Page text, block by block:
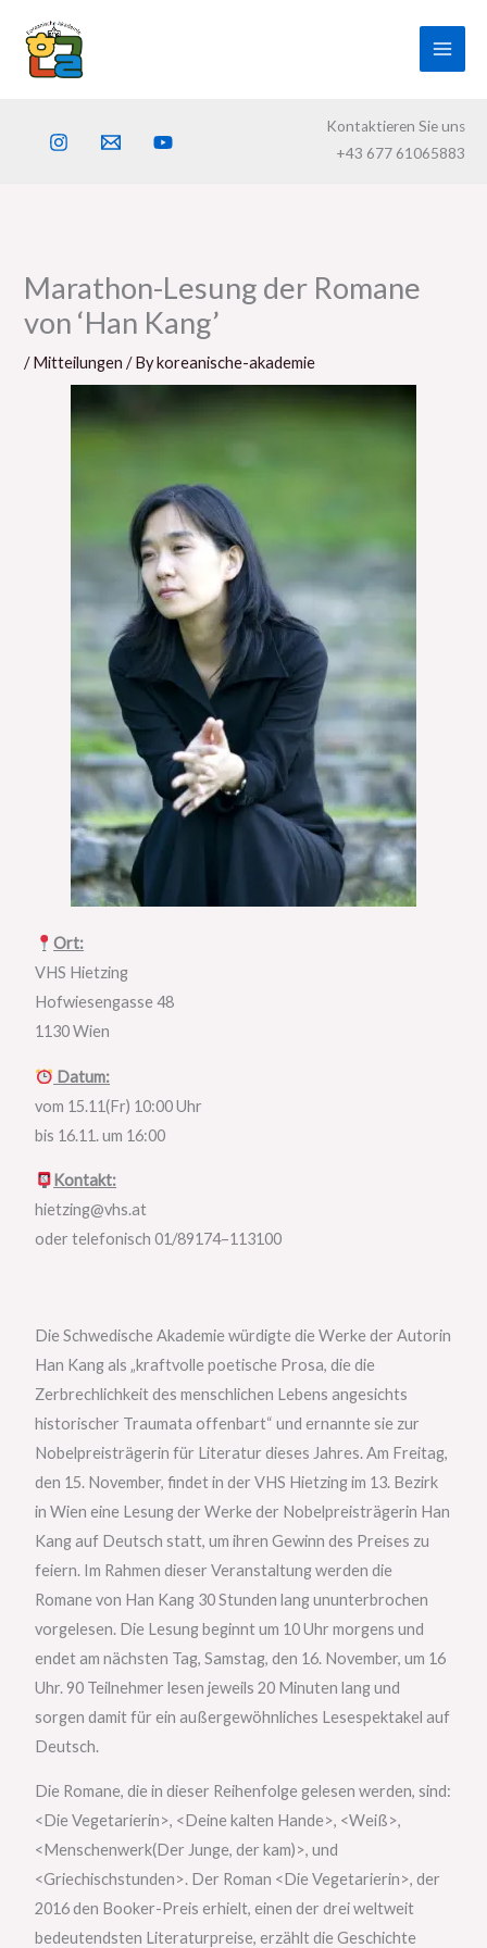
content
Kontaktieren Sie uns
+43 677 61065883
Marathon-Lesung der Romane
von ‘Han Kang’
/Mitteilungen / Bykoreanische-akademie
Ort:
VHS Hietzing
Hofwiesengasse 48
1130 Wien
Datum:
vom 15.11(Fr) 10:00 Uhr
bis 16.11. um 16:00
Kontakt:
hietzing@vhs.at
oder telefonisch 01/89174–113100
Die Schwedische Akademie würdigte die Werke der Autorin
Han Kang als „kraftvolle poetische Prosa, die die
Zerbrechlichkeit des menschlichen Lebens angesichts
historischer Traumata offenbart“ und ernannte sie zur
Nobelpreisträgerin für Literatur dieses Jahres. Am Freitag,
den 15. November, findet in der VHS Hietzing im 13. Bezirk
in Wien eine Lesung der Werke der Nobelpreisträgerin Han
Kang auf Deutsch statt, um ihren Gewinn des Preises zu
feiern. Im Rahmen dieser Veranstaltung werden die
Romane von Han Kang 30 Stunden lang ununterbrochen
vorgelesen. Die Lesung beginnt um 10 Uhr morgens und
endet am nächsten Tag, Samstag, den 16. November, um 16
Uhr. 90 Teilnehmer lesen jeweils 20 Minuten lang und
sorgen damit für ein außergewöhnliches Lesespektakel auf
Deutsch.
Die Romane, die in dieser Reihenfolge gelesen werden, sind:
<Die Vegetarierin>, <Deine kalten Hande>, <Weiß>,
<Menschenwerk(Der Junge, der kam)>, und
<Griechischstunden>. Der Roman <Die Vegetarierin>, der
2016 den Booker-Preis erhielt, einen der drei weltweit
bedeutendsten Literaturpreise, erzählt die Geschichte